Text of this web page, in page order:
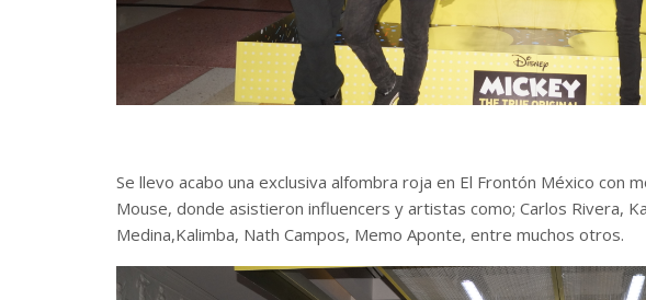
Se llevo acabo una exclusiva alfombra roja en El Frontón México con
Mouse, donde asistieron influencers y artistas como; Carlos Rivera,
Medina,Kalimba, Nath Campos, Memo Aponte, entre muchos otros.